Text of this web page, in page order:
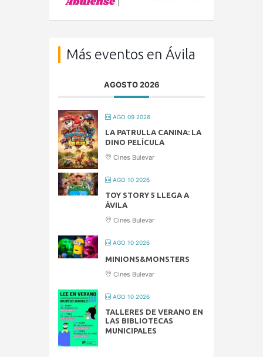
Más eventos en Ávila
AGOSTO 2026
AGO 09 2026
LA PATRULLA CANINA: LA
DINO PELÍCULA
Cines Bulevar
AGO 10 2026
TOY STORY 5 LLEGA A
ÁVILA
Cines Bulevar
AGO 10 2026
MINIONS&MONSTERS
Cines Bulevar
AGO 10 2026
TALLERES DE VERANO EN
LAS BIBLIOTECAS
MUNICIPALES